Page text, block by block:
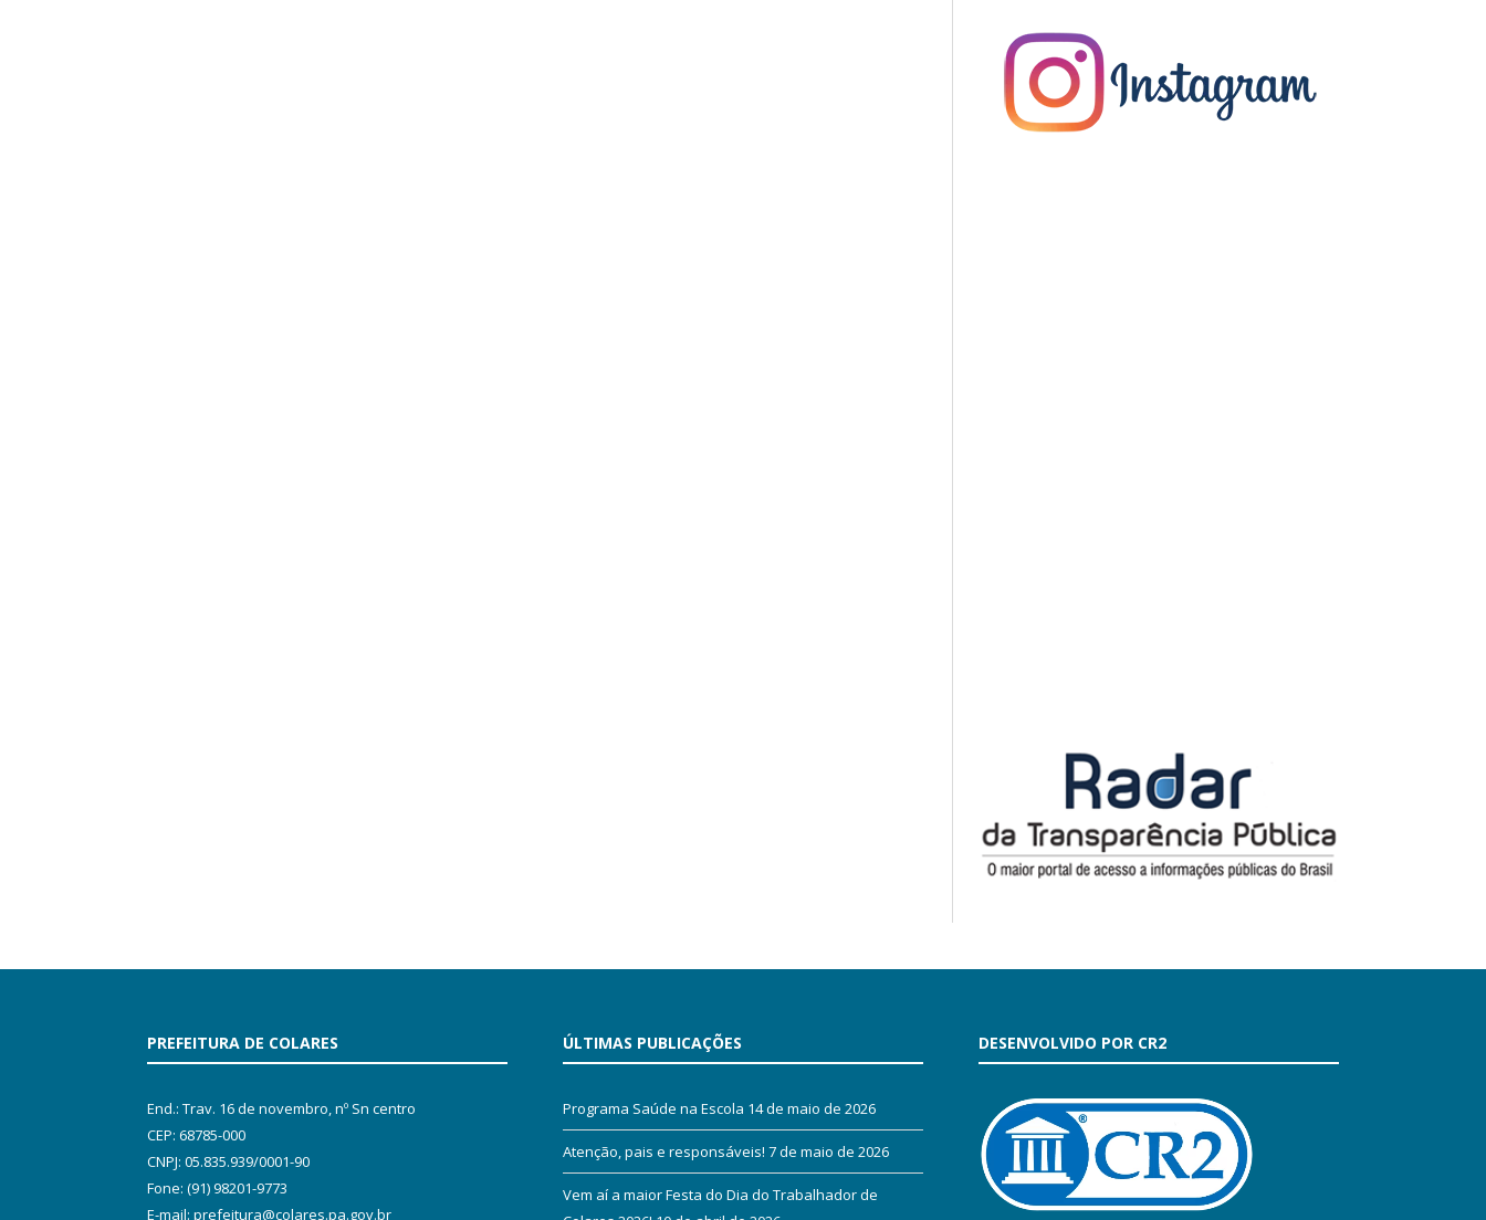
PREFEITURA DE COLARES
End.: Trav. 16 de novembro, nº Sn centro
CEP: 68785-000
CNPJ: 05.835.939/0001-90
Fone: (91) 98201-9773
E-mail: prefeitura@colares.pa.gov.br
ÚLTIMAS PUBLICAÇÕES
Programa Saúde na Escola 14 de maio de 2026
Atenção, pais e responsáveis! 7 de maio de 2026
Vem aí a maior Festa do Dia do Trabalhador de
DESENVOLVIDO POR CR2